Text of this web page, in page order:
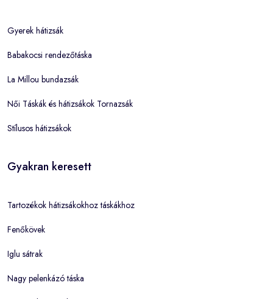
Gyerek hátizsák
Babakocsi rendezőtáska
La Millou bundazsák
Női Táskák és hátizsákok Tornazsák
Stílusos hátizsákok
Gyakran keresett
Tartozékok hátizsákokhoz táskákhoz
Fenőkövek
Iglu sátrak
Nagy pelenkázó táska